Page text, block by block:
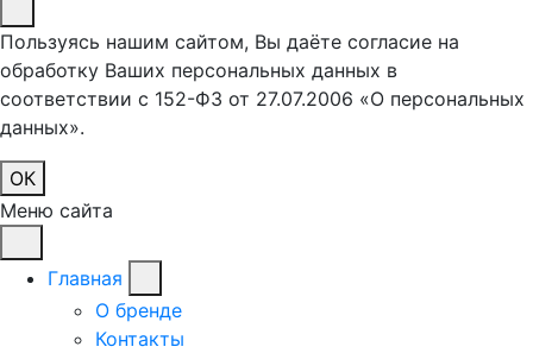
Пользуясь нашим сайтом, Вы даёте согласие на
обработку Ваших персональных данных в
соответствии с 152-ФЗ от 27.07.2006 «О персональных
данных».
ОК
Меню сайта
Главная
О бренде
Контакты